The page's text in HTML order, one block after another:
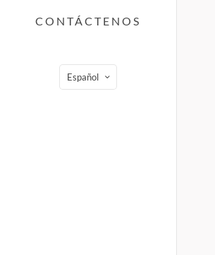
CONTÁCTENOS
Español